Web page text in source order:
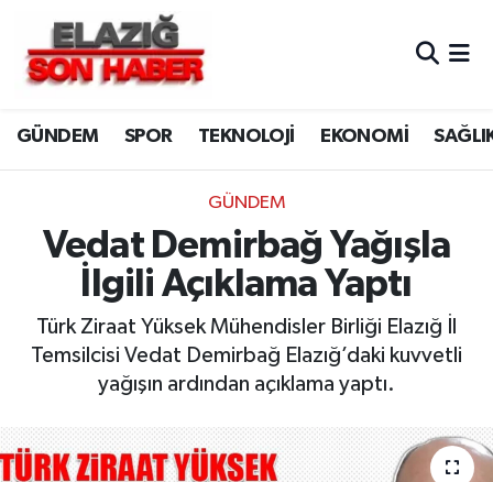
GÜNDEM SPOR TEKNOLOJİ EKONOMİ
GÜNDEM
Vedat Demirbağ Yağışla
İlgili Açıklama Yaptı
Türk Ziraat Yüksek Mühendisler Birliği Elazığ İl
Temsilcisi Vedat Demirbağ Elazığ’daki kuvvetli
yağışın ardından açıklama yaptı.
CANLI YAYIN
ASAYİŞ
BİLİM VE TEKNOLOJİ
DÜNYA
EĞİTİM
EKONOMİ
GENEL
Merkez Hava Durumu
Merkez Trafik Yoğunluk Haritası
Süper Lig Puan Durumu ve Fikstür
Tüm Manşetler
Son Dakika Haberleri
Haber Arşivi